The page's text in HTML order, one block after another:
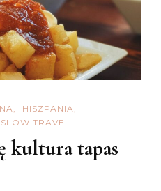
Są
Białe?
HISZPANIA
SLOW TRAVEL
kultura tapas